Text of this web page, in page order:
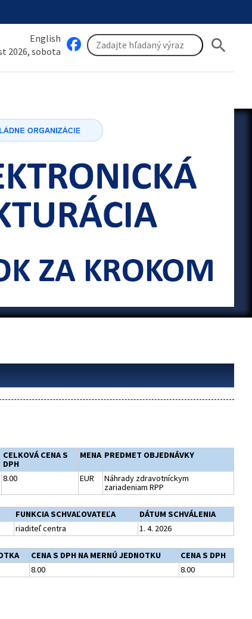
English
2026, sobota
search
CELKOVÁ CENA S
DPH
MENA PREDMET OBJEDNÁVKY
8.00 EUR
Náhrady zdravotníckym
zariadeniam RPP
FUNKCIA SCHVAĽOVATEĽA
DÁTUM SCHVÁLENIA
riaditeľ centra 1. 4. 2026
CENA S DPH NA MERNÚ JEDNOTKU
CENA S DPH
8.00 8.00